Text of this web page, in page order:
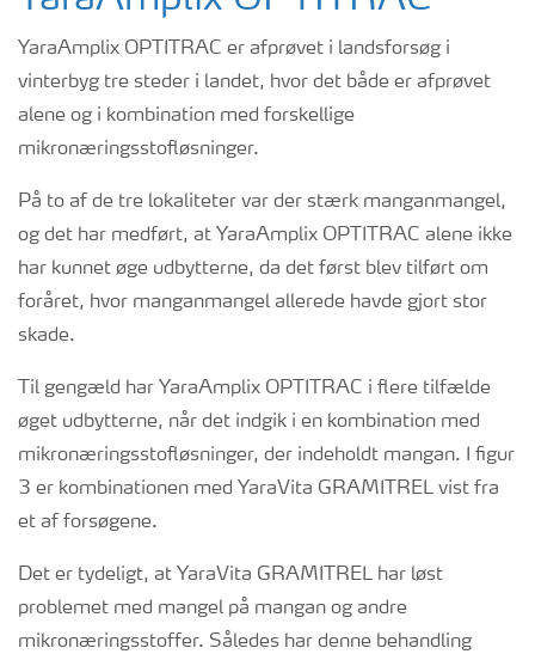
YaraAmplix OPTITRAC er afprøvet i landsforsøg i
vinterbyg tre steder i landet, hvor det både er afprøvet
alene og i kombination med forskellige
mikronæringsstofløsninger.
På to af de tre lokaliteter var der stærk manganmangel,
og det har medført, at YaraAmplix OPTITRAC alene ikke
har kunnet øge udbytterne, da det først blev tilført om
foråret, hvor manganmangel allerede havde gjort stor
skade.
Til gengæld har YaraAmplix OPTITRAC i flere tilfælde
øget udbytterne, når det indgik i en kombination med
mikronæringsstofløsninger, der indeholdt mangan. I figur
3 er kombinationen med YaraVita GRAMITREL vist fra
et af forsøgene.
Det er tydeligt, at YaraVita GRAMITREL har løst
problemet med mangel på mangan og andre
mikronæringsstoffer. Således har denne behandling